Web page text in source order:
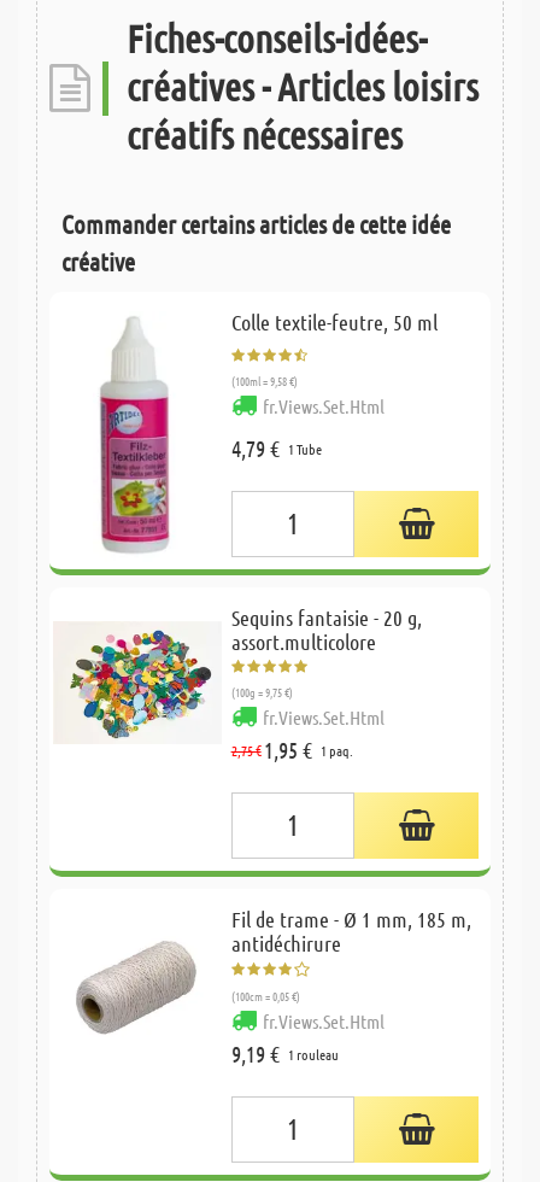
Fiches-conseils-idées-
créatives - Articles loisirs
créatifs nécessaires
Commander certains articles de cette idée
créative
Colle textile-feutre, 50 ml
(100ml = 9,58 €)
fr.Views.Set.Html
4,79 € 1 Tube
Sequins fantaisie - 20 g,
assort.multicolore
(100g = 9,75 €)
fr.Views.Set.Html
2,75 € 1,95 € 1 paq.
Fil de trame - Ø 1 mm, 185 m,
antidéchirure
(100cm = 0,05 €)
fr.Views.Set.Html
9,19 € 1 rouleau